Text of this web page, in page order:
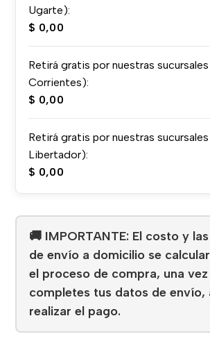
Ugarte):
$ 0,00
Retirá gratis por nuestras sucursales
Corrientes):
$ 0,00
Retirá gratis por nuestras sucursales
Libertador):
$ 0,00
🚚 IMPORTANTE: El costo y
de envío a domicilio se
el proceso de compra, una
completes tus datos de envío,
realizar el pago.